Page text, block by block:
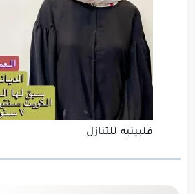
فلبينيه للتنازل